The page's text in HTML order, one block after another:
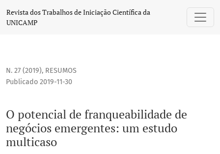
O potencial de franqueabilidade de negócios emergentes:
Revista dos Trabalhos de Iniciação Científica da
UNICAMP
N. 27 (2019), RESUMOS
O potencial de franqueabilidade de
negócios emergentes: um estudo
multicaso
Publicado 2019-11-30